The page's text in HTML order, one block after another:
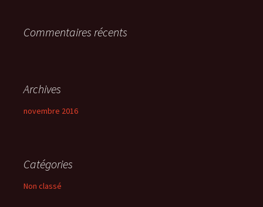
:Commentaires récents
Archives
novembre 2016
Catégories
Non classé